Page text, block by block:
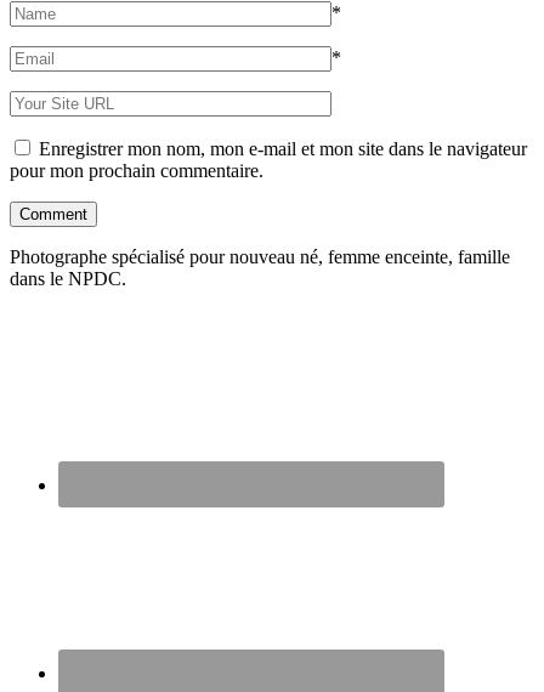
*
*
Enregistrer mon nom, mon e-mail et mon site dans le navigateur
pour mon prochain commentaire.
Photographe spécialisé pour nouveau né, femme enceinte, famille
dans le NPDC.